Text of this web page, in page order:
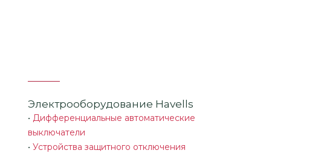
Электрооборудование Havells
• Дифференциальные автоматические
выключатели
• Устройства защитного отключения